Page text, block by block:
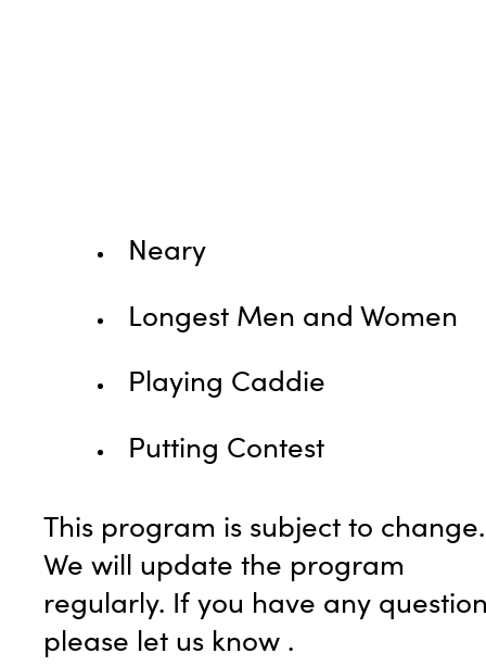
Neary
Longest Men and Women
Playing Caddie
Putting Contest
This program is subject to change.
We will update the program
regularly. If you have any
please let us know .